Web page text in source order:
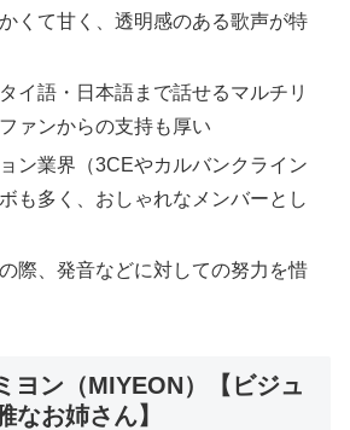
くて甘く、透明感のある歌声が特
イ語・日本語まで話せるマルチリ
ァンからの支持も厚い
ン業界（3CEやカルバンクライン
も多く、おしゃれなメンバーとし
際、発音などに対しての努力を惜
ン（MIYEON）【ビジュ
なお姉さん】